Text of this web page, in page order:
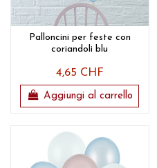
Palloncini per feste con
coriandoli blu
4,65 CHF
Aggiungi al carrello